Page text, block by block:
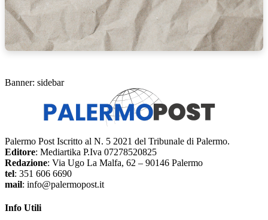
Banner: sidebar
Palermo Post Iscritto al N. 5 2021 del Tribunale di Palermo.
Editore: Mediartika P.Iva 07278520825
Redazione: Via Ugo La Malfa, 62 – 90146 Palermo
tel: 351 606 6690
mail: info@palermopost.it
Info Utili